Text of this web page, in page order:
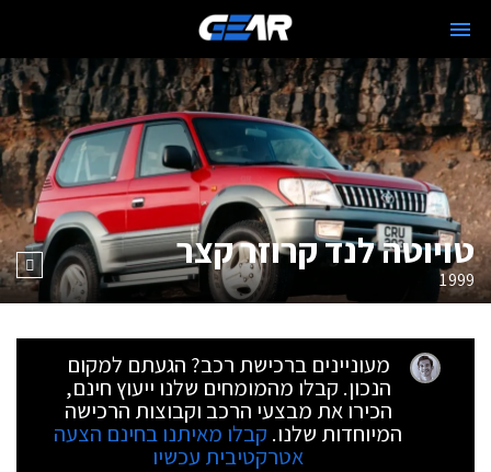
טויוטה לנד קרוזר קצר
1999
מעוניינים ברכישת רכב? הגעתם למקום
הנכון. קבלו מהמומחים שלנו ייעוץ חינם,
הכירו את מבצעי הרכב וקבוצות הרכישה
המיוחדות שלנו. קבלו מאיתנו בחינם הצעה
אטרקטיבית עכשיו